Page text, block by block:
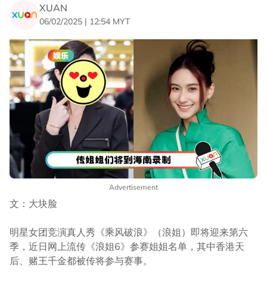
XUAN
06/02/2025 | 12:54 MYT
Advertisement
文：大块脸
明星女团竞演真人秀《乘风破浪》（浪姐）即将迎来第六
季，近日网上流传《浪姐6》参赛姐姐名单，其中香港天
后、赌王千金都被传将参与赛事。